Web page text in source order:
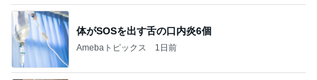
体がSOSを出す舌の口内炎6個
Amebaトピックス 1日前